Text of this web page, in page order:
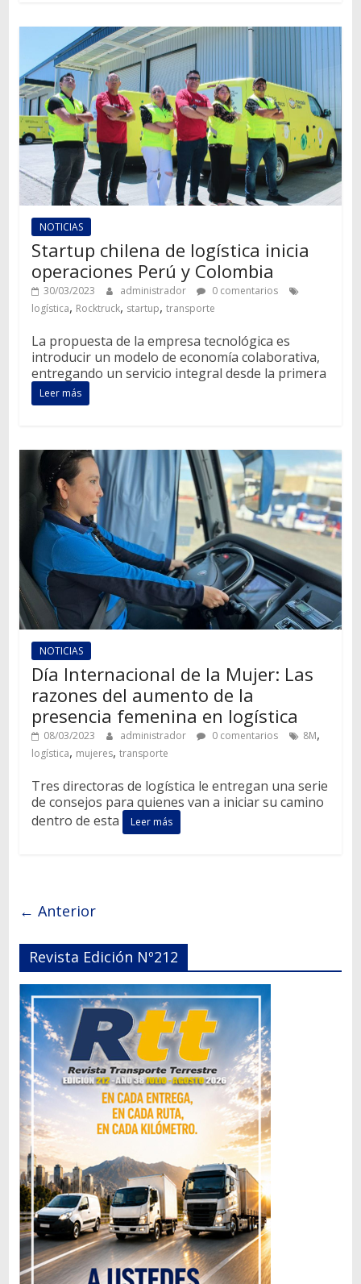
NOTICIAS
Startup chilena de logística inicia
operaciones Perú y Colombia
30/03/2023 administrador
0 comentarios
logística, Rocktruck, startup, transporte
La propuesta de la empresa tecnológica es
introducir un modelo de economía colaborativa,
entregando un servicio integral desde la primera
Leer más
NOTICIAS
Día Internacional de la Mujer: Las
razones del aumento de la
presencia femenina en logística
08/03/2023 administrador 0 comentarios 8M,
logística, mujeres, transporte
Tres directoras de logística le entregan una serie
de consejos para quienes van a iniciar su camino
dentro de esta
Leer más
← Anterior
Revista Edición Nº212